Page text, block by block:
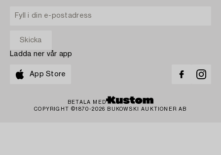
Ladda ner vår app
App Store
BETALA MED
COPYRIGHT ©1870-2026 BUKOWSKI AUKTIONER AB